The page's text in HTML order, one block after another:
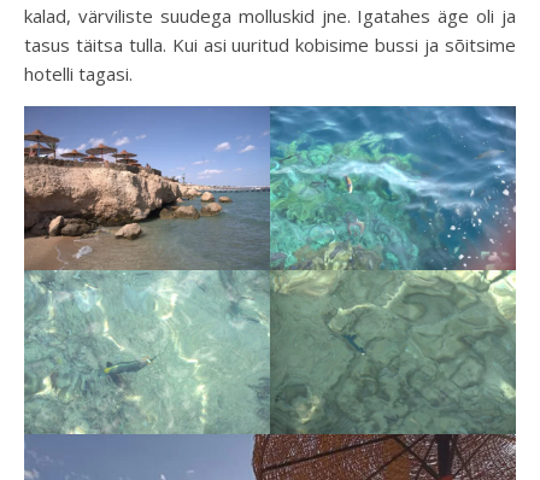
kalad, värviliste suudega molluskid jne. Igatahes äge oli ja
tasus täitsa tulla. Kui asi uuritud kobisime bussi ja sõitsime
hotelli tagasi.